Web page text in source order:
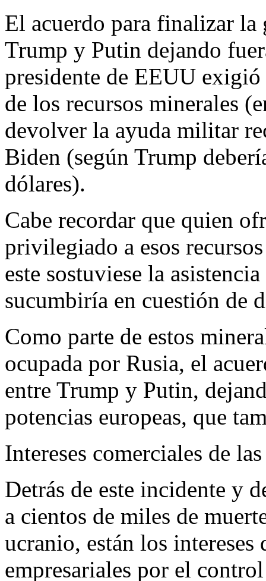
El acuerdo para finalizar la
Trump y Putin dejando
presidente de EEUU
de los recursos minerales
devolver la ayuda militar
Biden (según Trump
dólares).
Cabe recordar que quien
privilegiado a esos
este sostuviese la
sucumbiría en cuestión de
Como parte de estos
ocupada por Rusia, el
entre Trump y Putin,
potencias europeas, que
Intereses comerciales de
Detrás de este incidente y
a cientos de miles de
ucranio, están los intereses
empresariales por el